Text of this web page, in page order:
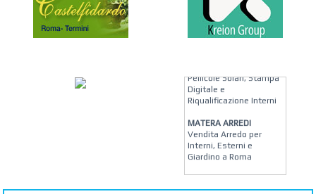
Pellicole Solari, Stampa
Digitale e
Riqualificazione Interni
MATERA ARREDI
Vendita Arredo per
Interni, Esterni e
Giardino a Roma
STUDIO MICCI
Antonella Micci,